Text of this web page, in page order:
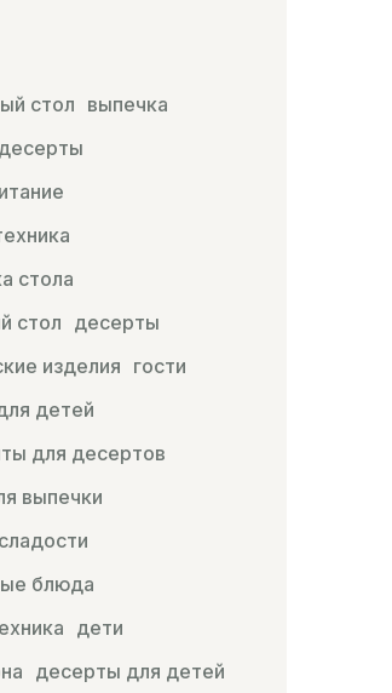
стол
выпечка
стола
стол
десерты
изделия гости
детей
для десертов
выпечки
блюда
дети
десерты для детей